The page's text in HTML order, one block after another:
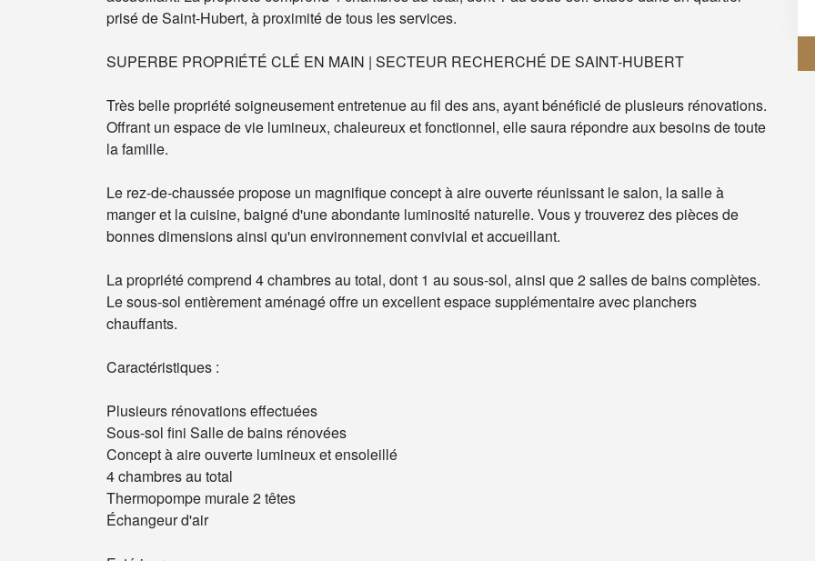
prisé de Saint-Hubert, à proximité de tous les services.
SUPERBE PROPRIÉTÉ CLÉ EN MAIN | SECTEUR RECHERCHÉ DE SAINT-HUBERT
Très belle propriété soigneusement entretenue au fil des ans, ayant bénéficié de plusieurs rénovations.
Offrant un espace de vie lumineux, chaleureux et fonctionnel, elle saura répondre aux besoins de toute
la famille.
Le rez-de-chaussée propose un magnifique concept à aire ouverte réunissant le salon, la salle à
manger et la cuisine, baigné d'une abondante luminosité naturelle. Vous y trouverez des pièces de
bonnes dimensions ainsi qu'un environnement convivial et accueillant.
La propriété comprend 4 chambres au total, dont 1 au sous-sol, ainsi que 2 salles de bains complètes.
Le sous-sol entièrement aménagé offre un excellent espace supplémentaire avec planchers
chauffants.
Caractéristiques :
Plusieurs rénovations effectuées
Sous-sol fini Salle de bains rénovées
Concept à aire ouverte lumineux et ensoleillé
4 chambres au total
Thermopompe murale 2 têtes
Échangeur d'air